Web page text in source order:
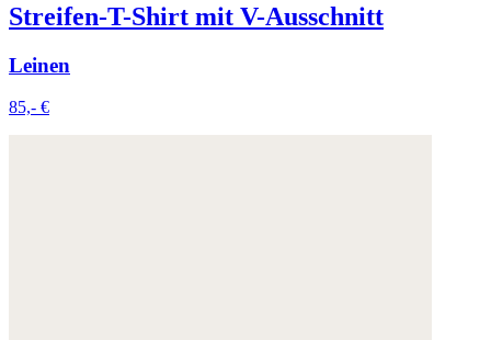
Streifen-T-Shirt mit V-Ausschnitt
Leinen
85,- €